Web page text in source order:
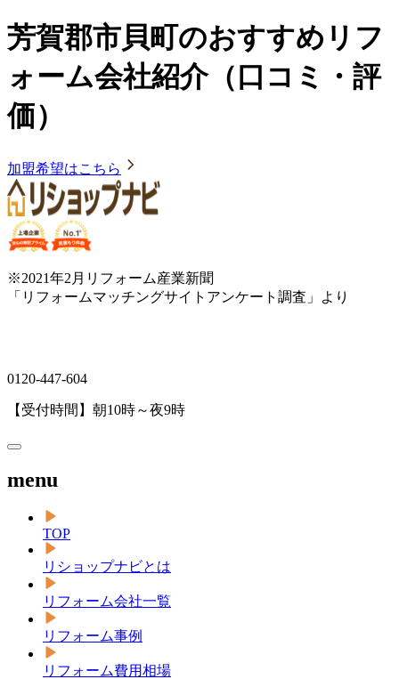
芳賀郡市貝町のおすすめリフ
ォーム会社紹介（口コミ・評
価）
加盟希望はこちら
※2021年2月リフォーム産業新聞
「リフォームマッチングサイトアンケート調査」より
0120-447-604
【受付時間】朝10時～夜9時
menu
TOP
リショップナビとは
リフォーム会社一覧
リフォーム事例
リフォーム費用相場